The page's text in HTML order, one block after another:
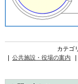
カテゴ
公共施設・役場の案内